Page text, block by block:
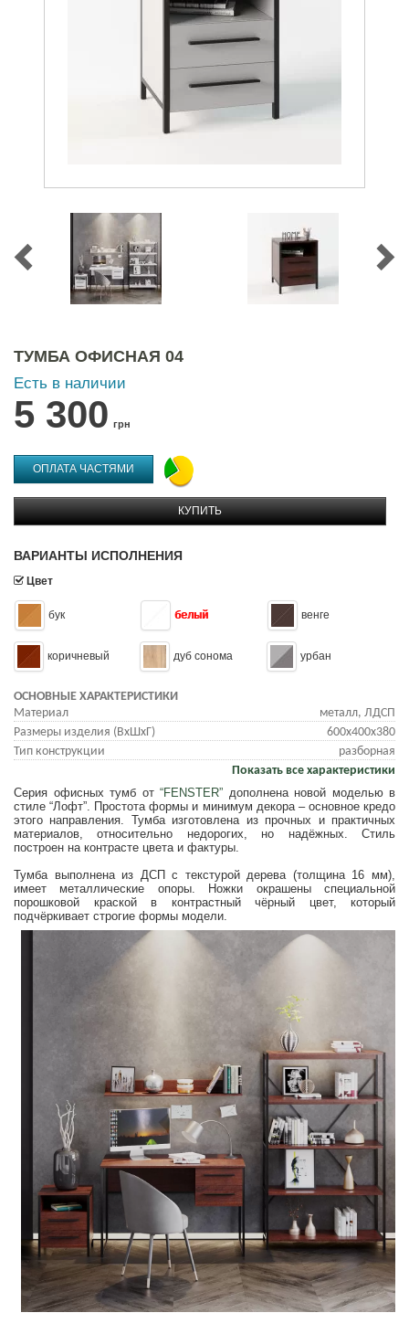
ТУМБА ОФИСНАЯ 04
Есть в наличии
5 300 грн
ОПЛАТА ЧАСТЯМИ
КУПИТЬ
ВАРИАНТЫ ИСПОЛНЕНИЯ
Цвет
бук белый венге
коричневый дуб сонома урбан
ОСНОВНЫЕ ХАРАКТЕРИСТИКИ
Материал
металл, ЛДСП
Размеры изделия (ВхШхГ)
600x400x380
Тип конструкции
разборная
Показать все характеристики
Серия офисных тумб от “FENSTER” дополнена новой моделью в
стиле “Лофт”. Простота формы и минимум декора – основное кредо
этого направления. Тумба изготовлена из прочных и практичных
материалов, относительно недорогих, но надёжных. Стиль
построен на контрасте цвета и фактуры.
Тумба выполнена из ДСП с текстурой дерева (толщина 16 мм),
имеет металлические опоры. Ножки окрашены специальной
порошковой краской в контрастный чёрный цвет, который
подчёркивает строгие формы модели.